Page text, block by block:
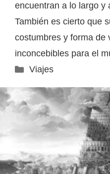
encuentran a lo largo y
También es cierto que
costumbres y forma de
inconcebibles para el
Categorías
Viajes